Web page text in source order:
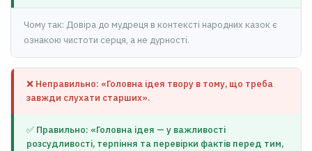
Чому так: Довіра до мудреця в контексті народних казок є
ознакою чистоти серця, а не дурності.
❌ Неправильно: «Головна ідея твору в тому, що треба
завжди слухати старших».
✅ Правильно: «Головна ідея — у важливості
розсудливості, терпіння та перевірки фактів перед тим,